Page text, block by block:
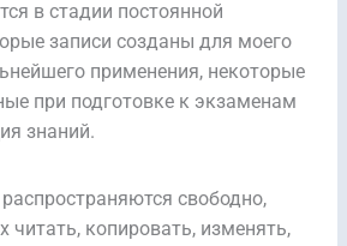
в стадии постоянной
записи созданы для моего
применения, некоторые
при подготовке к экзаменам
знаний.
свободно,
читать, копировать, изменять,